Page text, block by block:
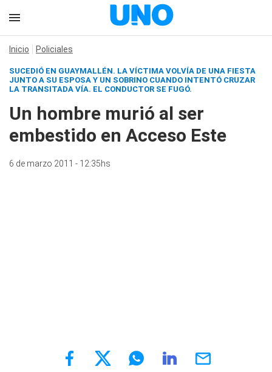
Inicio Policiales
SUCEDIÓ EN GUAYMALLÉN. LA VÍCTIMA VOLVÍA DE UNA FIESTA
JUNTO A SU ESPOSA Y UN SOBRINO CUANDO INTENTÓ CRUZAR
LA TRANSITADA VÍA. EL CONDUCTOR SE FUGÓ.
Un hombre murió al ser
embestido en Acceso Este
6 de marzo 2011 - 12:35hs